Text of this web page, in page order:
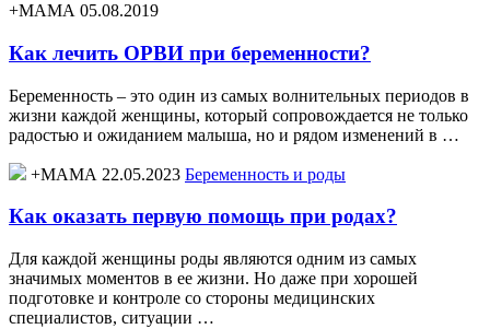
+МАМА 05.08.2019
Как лечить ОРВИ при беременности?
Беременность – это один из самых волнительных периодов в
жизни каждой женщины, который сопровождается не только
радостью и ожиданием малыша, но и рядом изменений в …
+МАМА 22.05.2023 Беременность и роды
Как оказать первую помощь при родах?
Для каждой женщины роды являются одним из самых
значимых моментов в ее жизни. Но даже при хорошей
подготовке и контроле со стороны медицинских
специалистов, ситуации …